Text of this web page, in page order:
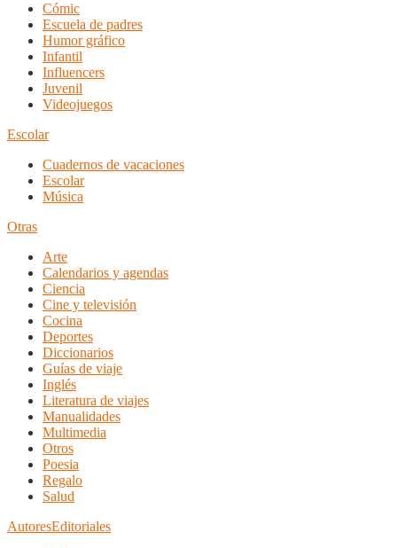
Cómic
Escuela de padres
Humor gráfico
Infantil
Influencers
Juvenil
Videojuegos
Escolar
Cuadernos de vacaciones
Escolar
Música
Otras
Arte
Calendarios y agendas
Ciencia
Cine y televisión
Cocina
Deportes
Diccionarios
Guías de viaje
Inglés
Literatura de viajes
Manualidades
Multimedia
Otros
Poesia
Regalo
Salud
AutoresEditoriales